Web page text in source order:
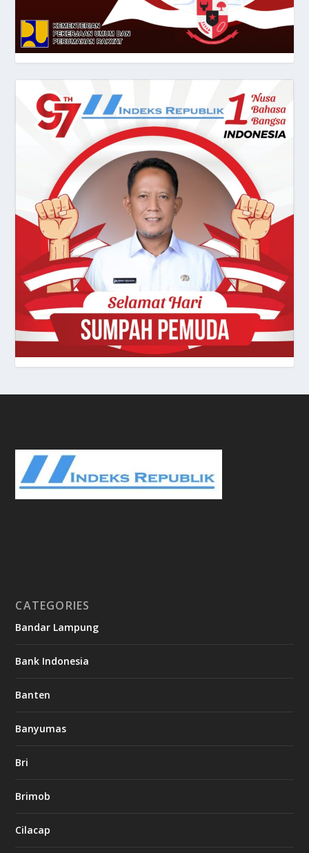
CATEGORIES
Bandar Lampung
Bank Indonesia
Banten
Banyumas
Bri
Brimob
Cilacap